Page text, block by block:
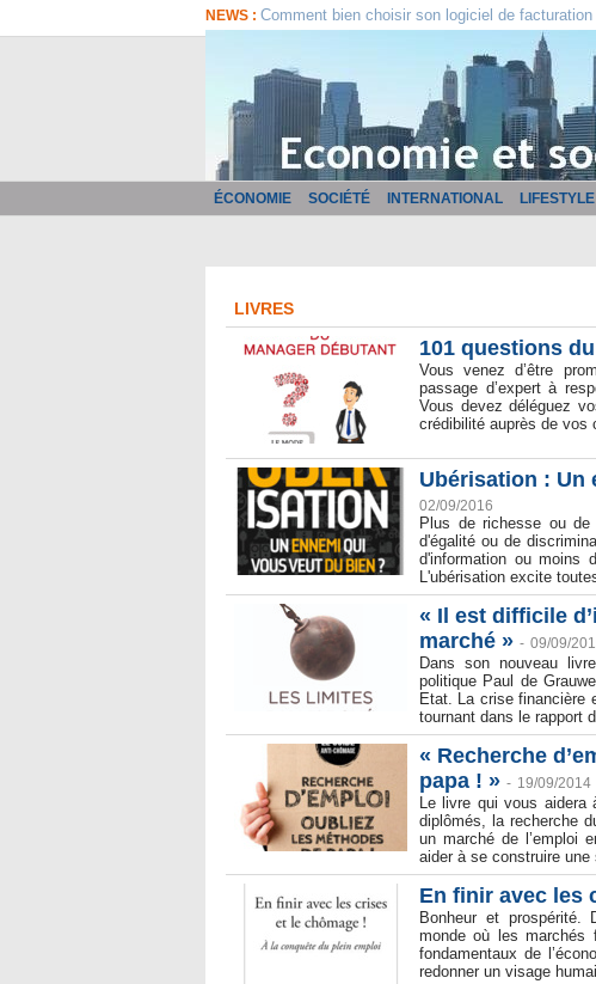
NEWS : Comment bien choisir son logiciel de facturation
ÉCONOMIE SOCIÉTÉ INTERNATIONAL LIFESTYLE
LIVRES
​101 questions
Vous venez d’être
passage d’expert à
Vous devez déléguez
crédibilité auprès de vos
Ubérisation : Un
02/09/2016
Plus de richesse ou
d'égalité ou de
d'information ou moins
L'ubérisation excite
« Il est difficile
marché » - 09/09/
Dans son nouveau
politique Paul de
Etat. La crise financière
tournant dans le rapport
« Recherche
papa ! » - 19/09/2014
Le livre qui vous aidera
diplômés, la recherche
un marché de l’emploi
aider à se construire
En finir avec les
Bonheur et
monde où les marchés
fondamentaux de
redonner un visage